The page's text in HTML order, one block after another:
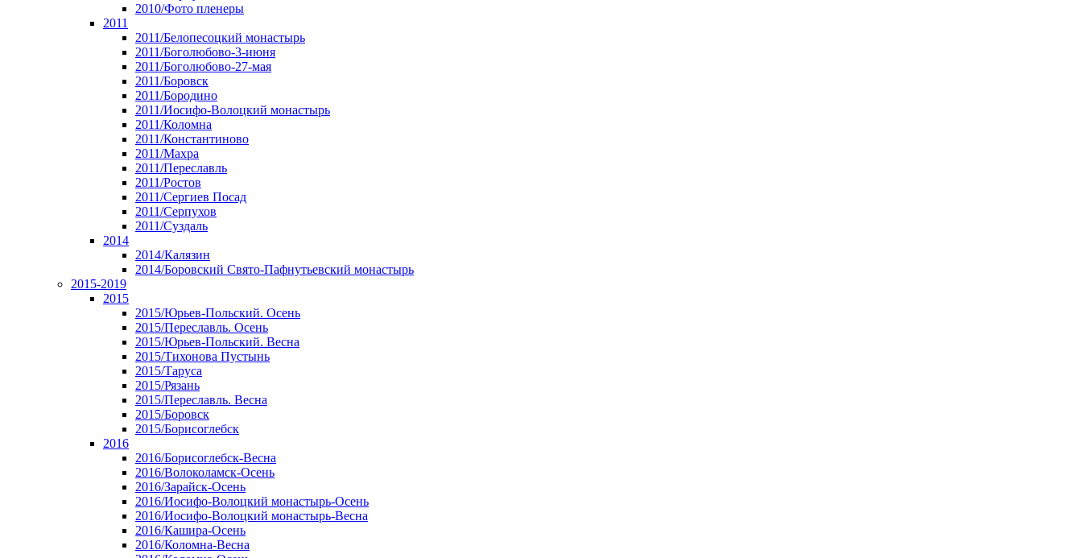
2010/Фото пленеры
2011
2011/Белопесоцкий монастырь
2011/Боголюбово-3-июня
2011/Боголюбово-27-мая
2011/Боровск
2011/Бородино
2011/Иосифо-Волоцкий монастырь
2011/Коломна
2011/Константиново
2011/Махра
2011/Переславль
2011/Ростов
2011/Сергиев Посад
2011/Серпухов
2011/Суздаль
2014
2014/Калязин
2014/Боровский Свято-Пафнутьевский монастырь
2015-2019
2015
2015/Юрьев-Польский. Осень
2015/Переславль. Осень
2015/Юрьев-Польский. Весна
2015/Тихонова Пустынь
2015/Таруса
2015/Рязань
2015/Переславль. Весна
2015/Боровск
2015/Борисоглебск
2016
2016/Борисоглебск-Весна
2016/Волоколамск-Осень
2016/Зарайск-Осень
2016/Иосифо-Волоцкий монастырь-Осень
2016/Иосифо-Волоцкий монастырь-Весна
2016/Кашира-Осень
2016/Коломна-Весна